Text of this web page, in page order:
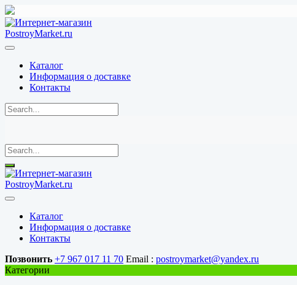
Перейти
к
содержимому
Каталог
Информация о доставке
Контакты
Каталог
Информация о доставке
Контакты
Позвонить +7 967 017 11 70 Email : postroymarket@yandex.ru
Категории